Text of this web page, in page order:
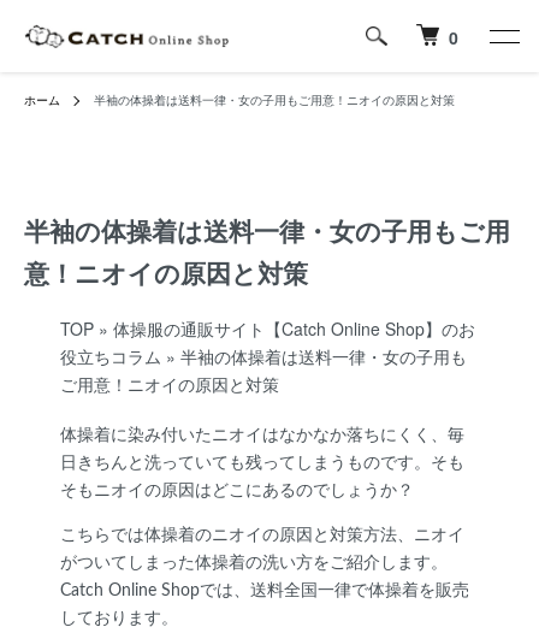
0
ホーム 半袖の体操着は送料一律・女の子用もご用意！ニオイの原因と対策
半袖の体操着は送料一律・女の子用もご用
意！ニオイの原因と対策
TOP » 体操服の通販サイト【Catch Online Shop】のお
役立ちコラム » 半袖の体操着は送料一律・女の子用も
ご用意！ニオイの原因と対策
体操着に染み付いたニオイはなかなか落ちにくく、毎
日きちんと洗っていても残ってしまうものです。そも
そもニオイの原因はどこにあるのでしょうか？
こちらでは体操着のニオイの原因と対策方法、ニオイ
がついてしまった体操着の洗い方をご紹介します。
Catch Online Shopでは、送料全国一律で体操着を販売
しております。